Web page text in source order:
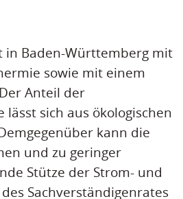
in Baden-Württemberg mit
sowie mit einem
Anteil der
lässt sich aus ökologischen
kann die
und zu geringer
Stütze der Strom- und
Sachverständigenrates